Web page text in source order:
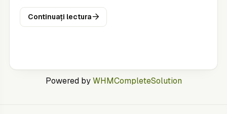
Continuați lectura
Powered byWHMCompleteSolution